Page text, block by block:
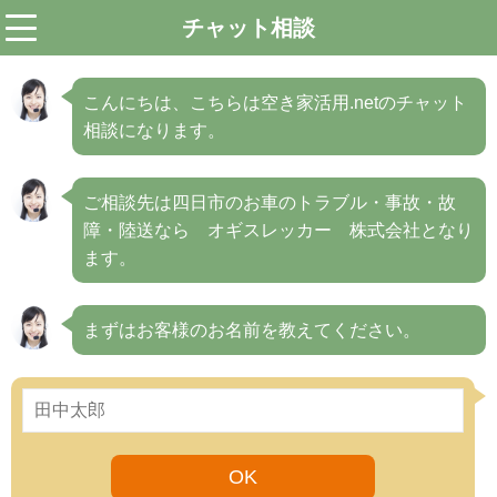
チャット相談
こんにちは、こちらは空き家活用.netのチャット
相談になります。
ご相談先は四日市のお車のトラブル・事故・故
障・陸送なら オギスレッカー 株式会社となり
ます。
まずはお客様のお名前を教えてください。
OK